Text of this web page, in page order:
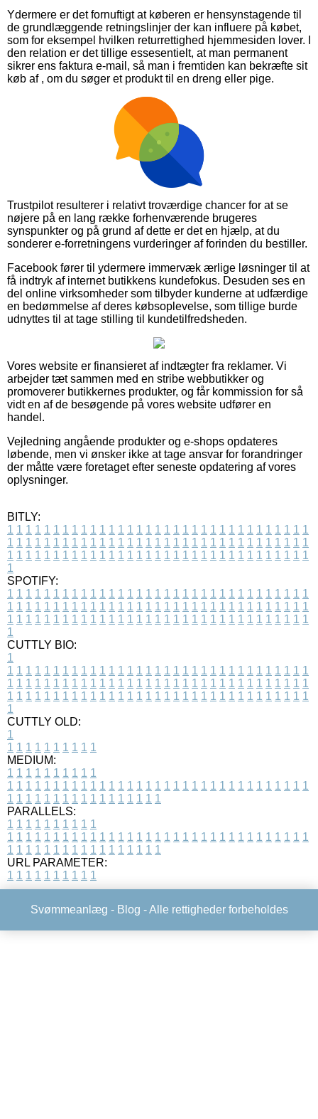
Ydermere er det fornuftigt at køberen er hensynstagende til
de grundlæggende retningslinjer der kan influere på købet,
som for eksempel hvilken returrettighed hjemmesiden lover. I
den relation er det tillige essesentielt, at man permanent
sikrer ens faktura e-mail, så man i fremtiden kan bekræfte sit
køb af , om du søger et produkt til en dreng eller pige.
Trustpilot resulterer i relativt troværdige chancer for at se
nøjere på en lang række forhenværende brugeres
synspunkter og på grund af dette er det en hjælp, at du
sonderer e-forretningens vurderinger af forinden du bestiller.
Facebook fører til ydermere immervæk ærlige løsninger til at
få indtryk af internet butikkens kundefokus. Desuden ses en
del online virksomheder som tilbyder kunderne at udfærdige
en bedømmelse af deres købsoplevelse, som tillige burde
udnyttes til at tage stilling til kundetilfredsheden.
Vores website er finansieret af indtægter fra reklamer. Vi
arbejder tæt sammen med en stribe webbutikker og
promoverer butikkernes produkter, og får kommission for så
vidt en af de besøgende på vores website udfører en
handel.
Vejledning angående produkter og e-shops opdateres
løbende, men vi ønsker ikke at tage ansvar for forandringer
der måtte være foretaget efter seneste opdatering af vores
oplysninger.
BITLY:
1 1 1 1 1 1 1 1 1 1 1 1 1 1 1 1 1 1 1 1 1 1 1 1 1 1 1 1 1 1 1 1 1
1 1 1 1 1 1 1 1 1 1 1 1 1 1 1 1 1 1 1 1 1 1 1 1 1 1 1 1 1 1 1 1 1
1 1 1 1 1 1 1 1 1 1 1 1 1 1 1 1 1 1 1 1 1 1 1 1 1 1 1 1 1 1 1 1 1
1
SPOTIFY:
1 1 1 1 1 1 1 1 1 1 1 1 1 1 1 1 1 1 1 1 1 1 1 1 1 1 1 1 1 1 1 1 1
1 1 1 1 1 1 1 1 1 1 1 1 1 1 1 1 1 1 1 1 1 1 1 1 1 1 1 1 1 1 1 1 1
1 1 1 1 1 1 1 1 1 1 1 1 1 1 1 1 1 1 1 1 1 1 1 1 1 1 1 1 1 1 1 1 1
1
CUTTLY BIO:
1
1 1 1 1 1 1 1 1 1 1 1 1 1 1 1 1 1 1 1 1 1 1 1 1 1 1 1 1 1 1 1 1 1
1 1 1 1 1 1 1 1 1 1 1 1 1 1 1 1 1 1 1 1 1 1 1 1 1 1 1 1 1 1 1 1 1
1 1 1 1 1 1 1 1 1 1 1 1 1 1 1 1 1 1 1 1 1 1 1 1 1 1 1 1 1 1 1 1 1
1
CUTTLY OLD:
1
1 1 1 1 1 1 1 1 1 1
MEDIUM:
1 1 1 1 1 1 1 1 1 1
1 1 1 1 1 1 1 1 1 1 1 1 1 1 1 1 1 1 1 1 1 1 1 1 1 1 1 1 1 1 1 1 1
1 1 1 1 1 1 1 1 1 1 1 1 1 1 1 1 1
PARALLELS:
1 1 1 1 1 1 1 1 1 1
1 1 1 1 1 1 1 1 1 1 1 1 1 1 1 1 1 1 1 1 1 1 1 1 1 1 1 1 1 1 1 1 1
1 1 1 1 1 1 1 1 1 1 1 1 1 1 1 1 1
URL PARAMETER:
1 1 1 1 1 1 1 1 1 1
Svømmeanlæg - Blog - Alle rettigheder forbeholdes